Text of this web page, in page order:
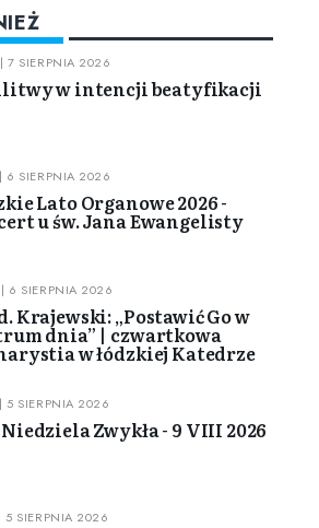
7 SIERPNIA 2026
w intencji beatyfikacji
6 SIERPNIA 2026
Lato Organowe 2026 -
u św. Jana Ewangelisty
6 SIERPNIA 2026
Krajewski: „Postawić Go w
dnia” | czwartkowa
w łódzkiej Katedrze
5 SIERPNIA 2026
Zwykła - 9 VIII 2026
5 SIERPNIA 2026